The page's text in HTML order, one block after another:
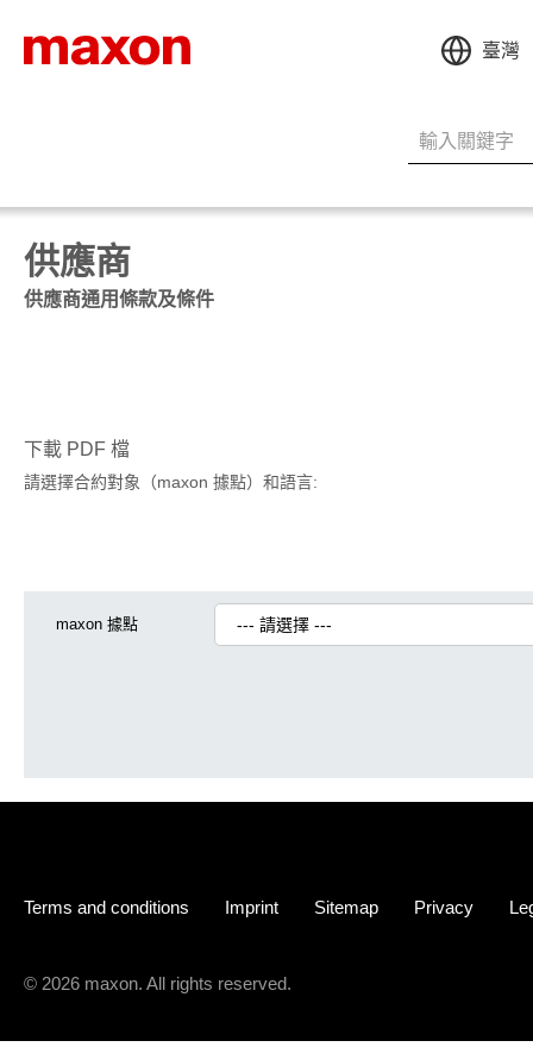
臺灣
供應商
供應商通用條款及條件
下載 PDF 檔
請選擇合約對象（maxon 據點）和語言:
maxon 據點
Terms and conditions Imprint Sitemap Privacy
© 2026 maxon. All rights reserved.